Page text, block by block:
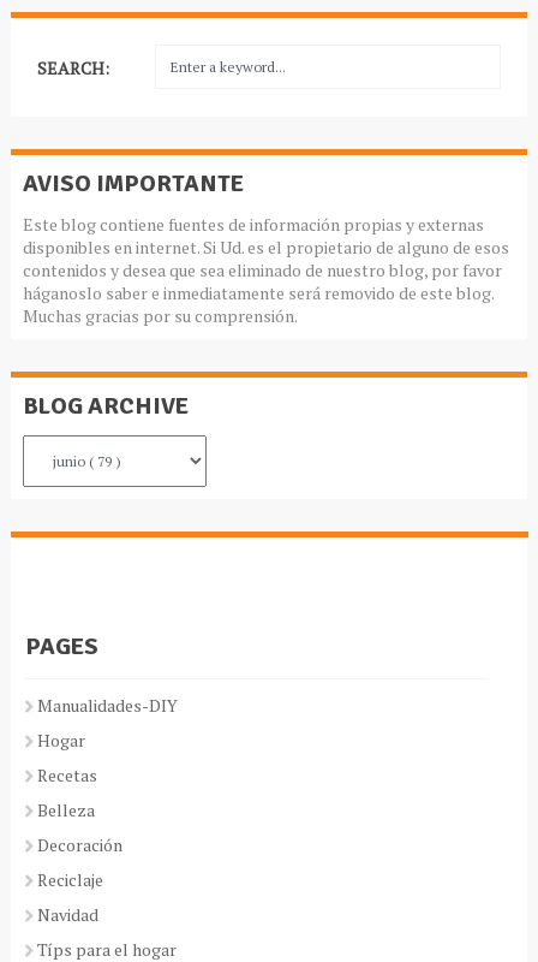
SEARCH:
AVISO IMPORTANTE
Este blog contiene fuentes de información propias y externas
disponibles en internet. Si Ud. es el propietario de alguno de esos
contenidos y desea que sea eliminado de nuestro blog, por favor
háganoslo saber e inmediatamente será removido de este blog.
Muchas gracias por su comprensión.
BLOG ARCHIVE
PAGES
Manualidades-DIY
Hogar
Recetas
Belleza
Decoración
Reciclaje
Navidad
Típs para el hogar